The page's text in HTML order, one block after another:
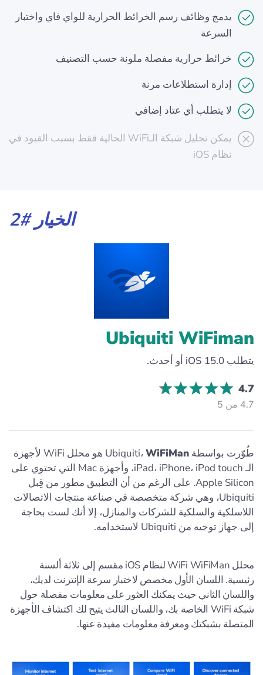
يدمج وظائف رسم الخرائط الحرارية للواي فاي واختبار
السرعة
خرائط حرارية مفصلة ملونة حسب التصنيف
إدارة استطلاعات مرنة
لا يتطلب أي عتاد إضافي
يمكن تحليل شبكة الـWiFi الحالية فقط بسبب القيود في
نظام iOS
الخيار #2
Ubiquiti WiFiman
يتطلب iOS 15.0 أو أحدث.
4.7
4.7 من 5
طُوّرت بواسطة Ubiquiti، WiFiMan
هو محلل WiFi لأجهزة
الـ iPad، iPhone، iPod touch، وأجهزة Mac التي تحتوي على
Apple Silicon. على الرغم من أن التطبيق مطور من قِبل
Ubiquiti، وهي شركة متخصصة في صناعة منتجات الاتصالات
اللاسلكية والسلكية للشركات والمنازل، إلا أنك لست بحاجة
إلى جهاز توجيه من Ubiquiti لاستخدامه.
محلل WiFi WiFiMan لنظام iOS مقسم إلى ثلاثة ألسنة
رئيسية. اللسان الأول مخصص لاختبار سرعة الإنترنت لديك،
واللسان الثاني حيث يمكنك العثور على معلومات مفصلة حول
شبكة WiFi الخاصة بك، واللسان الثالث يتيح لك اكتشاف الأجهزة
المتصلة بشبكتك ومعرفة معلومات مفيدة عنها.